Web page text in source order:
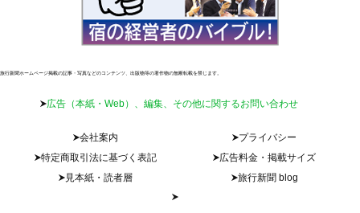
旅行新聞ホームページ掲載の記事・写真などのコンテンツ、出版物等の著作物の無断転載を禁じます。
広告（本紙・Web）、編集、その他に関するお問い合わせ
会社案内
プライバシー
特定商取引法に基づく表記
広告料金・掲載サイズ
見本紙・読者層
旅行新聞 blog